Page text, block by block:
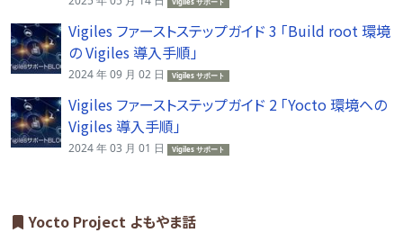
Vigiles ファーストステップガイド 3 「Build root 環境
の Vigiles 導入手順」
2024 年 09 月 02 日 Vigiles サポート
Vigiles ファーストステップガイド 2 「Yocto 環境への
Vigiles 導入手順」
2024 年 03 月 01 日 Vigiles サポート
Yocto Project よもやま話